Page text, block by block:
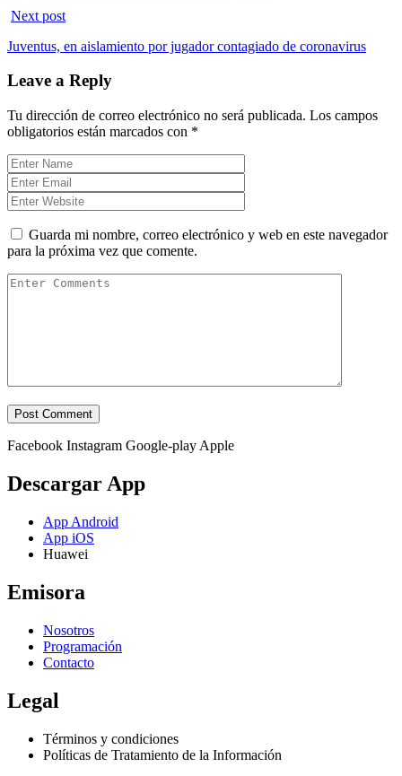
Next post
Juventus, en aislamiento por jugador contagiado de coronavirus
Leave a Reply
Tu dirección de correo electrónico no será publicada. Los campos
obligatorios están marcados con *
Guarda mi nombre, correo electrónico y web en este navegador
para la próxima vez que comente.
Facebook Instagram Google-play Apple
Descargar App
App Android
App iOS
Huawei
Emisora
Nosotros
Programación
Contacto
Legal
Términos y condiciones
Políticas de Tratamiento de la Información